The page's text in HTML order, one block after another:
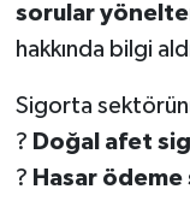
sorular
hakkında bilgi
Sigorta
? Doğal afet
? Hasar
BİLİM VE
TANITIM